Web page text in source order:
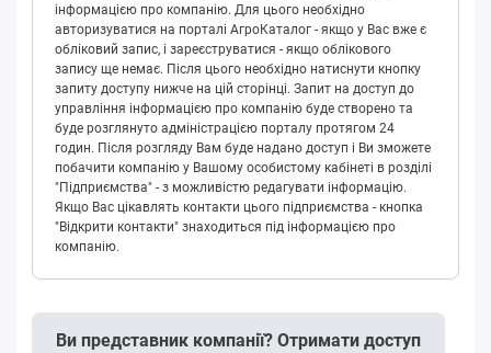
інформацією про компанію. Для цього необхідно
авторизуватися на порталі АгроКаталог - якщо у Вас вже є
обліковий запис, і зареєструватися - якщо облікового
запису ще немає. Після цього необхідно натиснути кнопку
запиту доступу нижче на цій сторінці. Запит на доступ до
управління інформацією про компанію буде створено та
буде розглянуто адміністрацією порталу протягом 24
годин. Після розгляду Вам буде надано доступ і Ви зможете
побачити компанію у Вашому особистому кабінеті в розділі
"Підприємства" - з можливістю редагувати інформацію.
Якщо Вас цікавлять контакти цього підприємства - кнопка
"Відкрити контакти" знаходиться під інформацією про
компанію.
Ви представник компанії? Отримати доступ